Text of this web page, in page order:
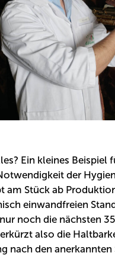
Ein kleines Beispiel
der
am Stück ab
einwandfreien
noch die nächsten
also die
nach den anerkannten